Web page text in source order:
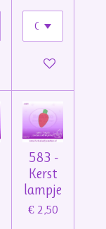
In winkelwagen
583 -
Kerst
lampje
€ 2,50